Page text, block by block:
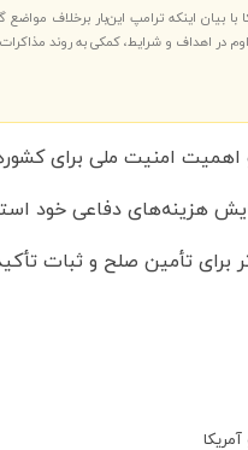
بیان اینکه ترامپ این‌بار برخلاف
در اهداف و شرایط، کمکی به روند
امنیت ملی برای
هزینه‌های دفاعی خود
برای تأمین صلح و ثبات